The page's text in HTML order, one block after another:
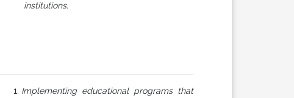
institutions.
Implementing educational programs that